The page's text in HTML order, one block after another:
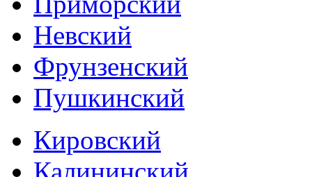
Невский
Фрунзенский
Пушкинский
Кировский
Калининский